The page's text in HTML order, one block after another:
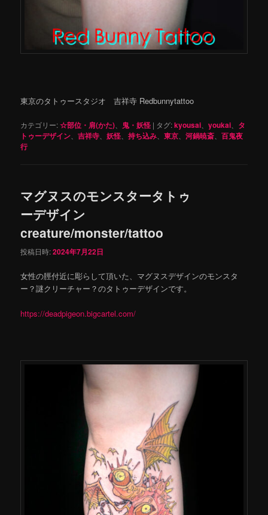
東京のタトゥースタジオ 吉祥寺 Redbunnytattoo
カテゴリー:☆部位・肩(かた) 鬼・妖怪 | タグ:kyousai 、youkai
タ
トゥーデザイン 、吉祥寺 、妖怪 、持ち込み 、東京 、河鍋暁斎 、百鬼夜
行
マグヌスのモンスタータトゥ
ーデザイン
creature/monster/tattoo
投稿日時:2024年7月22日
女性の脛付近に彫らして頂いた、マグヌスデザインのモンスタ
ー？謎クリーチャー？のタトゥーデザインです。
https://deadpigeon.bigcartel.com/